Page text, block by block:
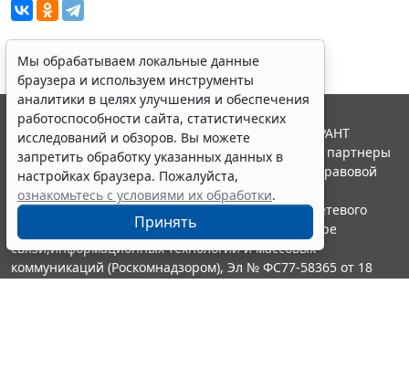
Мы обрабатываем локальные данные
браузера и используем инструменты
аналитики в целях улучшения и обеспечения
работоспособности сайта, статистических
исследований и обзоров. Вы можете
запретить обработку указанных данных в
настройках браузера. Пожалуйста,
ознакомьтесь с условиями их обработки.
Принять
© ООО "НПП "ГАРАНТ-СЕРВИС", 2026. Система ГАРАНТ
выпускается с 1990 года. Компания "Гарант" и ее партнеры
являются участниками Российской ассоциации правовой
информации ГАРАНТ.
Портал ГАРАНТ.РУ зарегистрирован в качестве сетевого
издания Федеральной службой по надзору в сфере
связи,информационных технологий и массовых
коммуникаций (Роскомнадзором), Эл № ФС77-58365 от 18